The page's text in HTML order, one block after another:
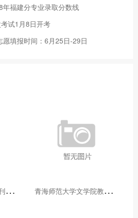
福建分专业录取分数线
试1月8日开考
填报时间：6月25日-29日
青
海师范大学学术期刊两个专栏入选2025年青海省期刊重点专栏 青
海师范大学文学院教师赴山东省相关高校和学术机构交流学习